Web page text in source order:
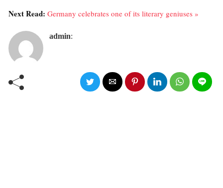
Next Read: Germany celebrates one of its literary geniuses »
admin: